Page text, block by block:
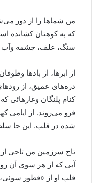
من شماها را از دور
که به کوهتان کشانده
سنگ، علف، چشمه وآب
از ابرها، از بادها
دره‌های عمیق، از
کنام پلنگان وغارهائی
فرو می‌روند. از ایامی
شده در قلب. این جا
تاج سرزمین من تاجی
آبی که از هر سوی آن
قلب او از «قطور